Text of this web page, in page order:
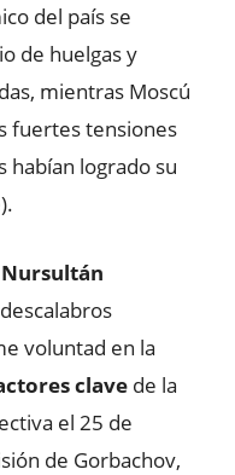
del país se
de huelgas y
mientras Moscú
fuertes tensiones
habían logrado su
Nursultán
voluntad en la
clave de la
el 25 de
de Gorbachov,